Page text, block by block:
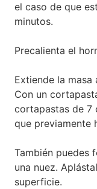
el caso de que
minutos.
Precalienta el
Extiende la
Con un
cortapastas de 7
que previamente
También puedes
una nuez.
superficie.